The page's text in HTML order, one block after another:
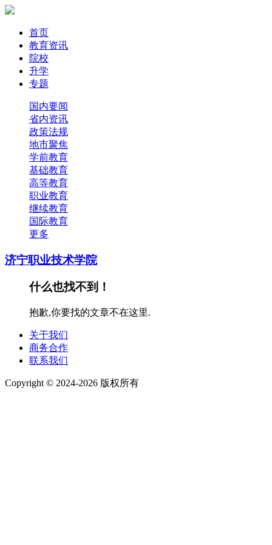
首页
教育资讯
院校
升学
专题
国内要闻
省内资讯
政策法规
地市聚焦
学前教育
基础教育
高等教育
职业教育
继续教育
国际教育
更多
济宁职业技术学院
什么也找不到！
抱歉,你要找的文章不在这里.
关于我们
商务合作
联系我们
Copyright © 2024-2026 版权所有